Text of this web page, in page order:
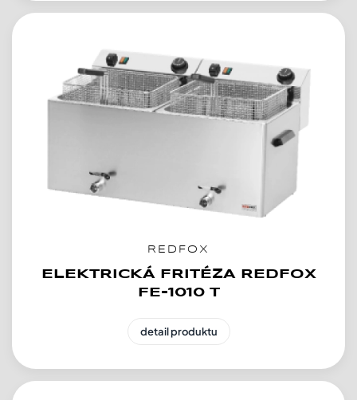
REDFOX
ELEKTRICKÁ FRITÉZA REDFOX
FE-1010 T
detail produktu